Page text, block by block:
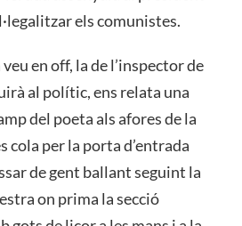
els comunistes.
en off, la de l’inspector de
al polític, ens relata una
del poeta als afores de la
cola per la porta d’entrada
de gent ballant seguint la
on prima la secció